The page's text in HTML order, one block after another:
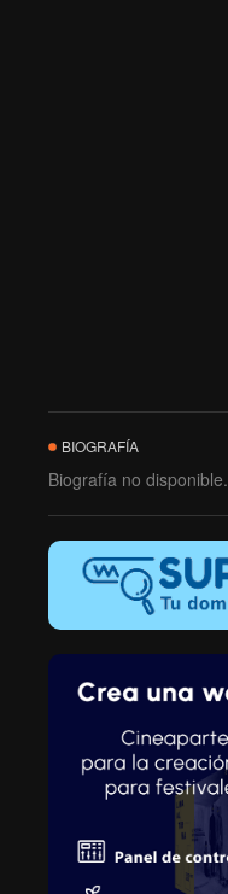
BIOGRAFÍA
Biografía no disponible.